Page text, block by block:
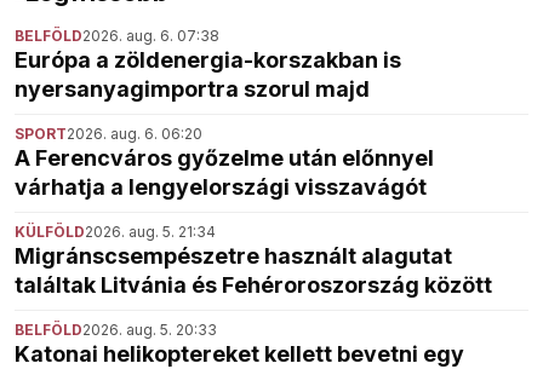
BELFÖLD2026. aug. 6. 07:38
Európa a zöldenergia-korszakban is
nyersanyagimportra szorul majd
SPORT2026. aug. 6. 06:20
A Ferencváros győzelme után előnnyel
várhatja a lengyelországi visszavágót
KÜLFÖLD2026. aug. 5. 21:34
Migránscsempészetre használt alagutat
találtak Litvánia és Fehéroroszország között
BELFÖLD2026. aug. 5. 20:33
Katonai helikoptereket kellett bevetni egy